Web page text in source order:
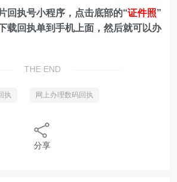
回执号小程序，点击底部的“证件照”
载回执单到手机上面，然后就可以办
THE END
执 网上办理数码回执
分享